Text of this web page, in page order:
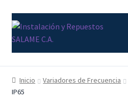
Ir
a
la
Ir
al
contenido
Inicio
Carrito
Inicio Variadores de Frecuencia
IP65